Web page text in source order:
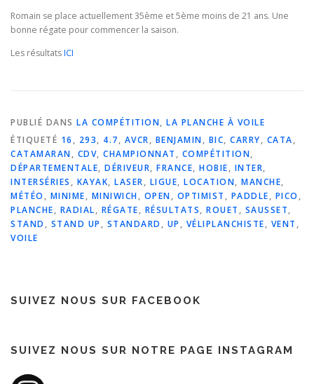
Romain se place actuellement 35ème et 5ème moins de 21 ans. Une
bonne régate pour commencer la saison.
Les résultatsICI
PUBLIÉ DANS LA COMPÉTITION, LA PLANCHE À VOILE
ÉTIQUETÉ 16, 293, 4.7, AVCR, BENJAMIN, BIC, CARRY, CATA,
CATAMARAN, CDV, CHAMPIONNAT, COMPÉTITION,
DÉPARTEMENTALE, DÉRIVEUR, FRANCE, HOBIE, INTER,
INTERSÉRIES, KAYAK, LASER, LIGUE, LOCATION, MANCHE,
MÉTÉO, MINIME, MINIWICH, OPEN, OPTIMIST, PADDLE, PICO,
PLANCHE, RADIAL, RÉGATE, RÉSULTATS, ROUET, SAUSSET,
STAND, STAND UP, STANDARD, UP, VÉLIPLANCHISTE, VENT,
VOILE
SUIVEZ NOUS SUR FACEBOOK
SUIVEZ NOUS SUR NOTRE PAGE INSTAGRAM